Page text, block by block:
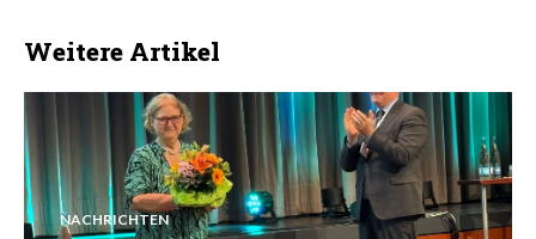
Weitere Artikel
NACHRICHTEN